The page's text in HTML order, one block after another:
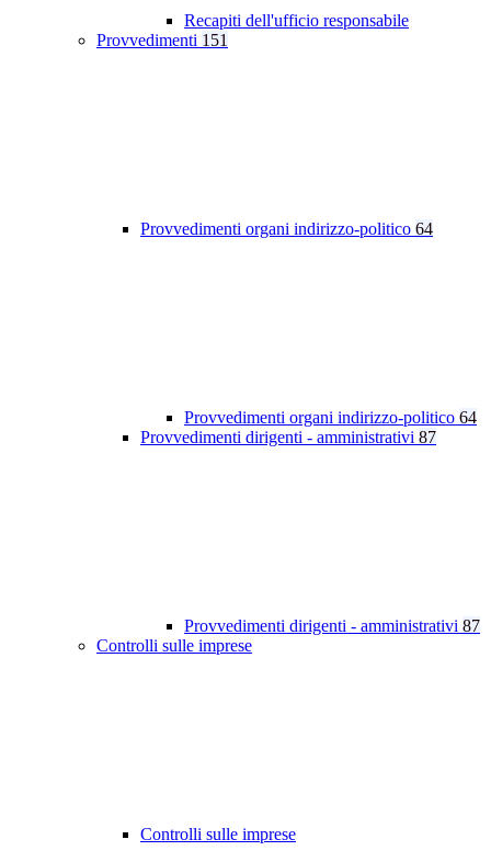
Recapiti dell'ufficio responsabile
Provvedimenti 151
Provvedimenti organi indirizzo-politico 64
Provvedimenti organi indirizzo-politico 64
Provvedimenti dirigenti - amministrativi 87
Provvedimenti dirigenti - amministrativi 87
Controlli sulle imprese
Controlli sulle imprese